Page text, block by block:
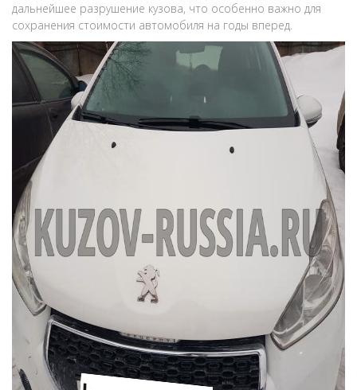
дальнейшее разрушение кузова, что особенно важно для
сохранения стоимости автомобиля на годы вперед.